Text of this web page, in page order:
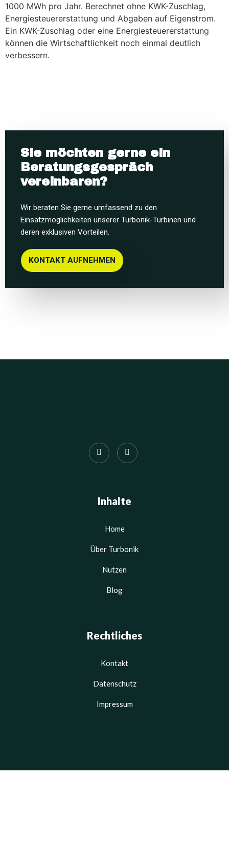
1000 MWh pro Jahr. Berechnet ohne KWK-Zuschlag,
Energiesteuererstattung und Abgaben auf Eigenstrom.
Ein KWK-Zuschlag oder eine Energiesteuererstattung
können die Wirtschaftlichkeit noch einmal deutlich
verbessern.
Sie möchten gerne ein
Beratungsgespräch
vereinbaren?
Wir beraten Sie gerne umfassend zu den
Einsatzmöglichkeiten unserer Turbonik-Turbinen und
deren exklusiven Vorteilen.
KONTAKT AUFNEHMEN
Inhalte
Home
Über Turbonik
Nutzen
Blog
Rechtliches
Kontakt
Datenschutz
Impressum